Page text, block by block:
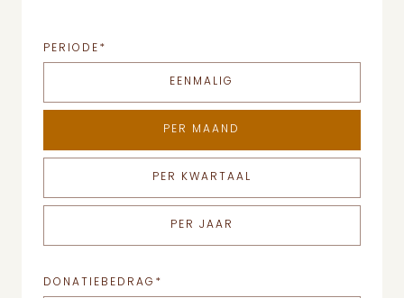
PERIODE *
EENMALIG
PER MAAND
PER KWARTAAL
PER JAAR
DONATIEBEDRAG *